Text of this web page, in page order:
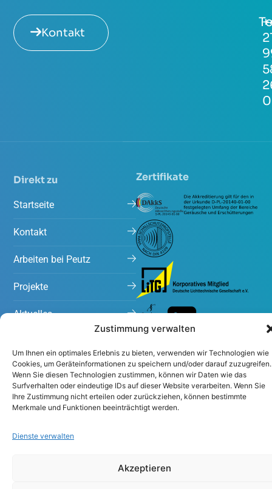
Zustimmung verwalten
Um Ihnen ein optimales Erlebnis zu bieten, verwenden wir Technologien wie
Cookies, um Geräteinformationen zu speichern und/oder darauf zuzugreifen.
Wenn Sie diesen Technologien zustimmen, können wir Daten wie das
Surfverhalten oder eindeutige IDs auf dieser Website verarbeiten. Wenn Sie
Ihre Zustimmung nicht erteilen oder zurückziehen, können bestimmte
Merkmale und Funktionen beeinträchtigt werden.
Dienste verwalten
Akzeptieren
Kontakt
0
Direkt zu
Startseite
Kontakt
Arbeiten bei Peutz
Projekte
Aktuelles
Zertifikate
Datenschutzerklärung